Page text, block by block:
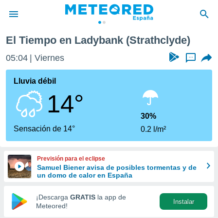
de
por
se
calidad.
a este
las
y
forma
digital
basada
El Tiempo en Ladybank (Strathclyde)
05:04 Viernes ...
Lluvia débil
14°
Sensación de 14°
30%
0.2 l/m²
Previsión para el eclipse
Samuel Biener avisa de posibles tormentas y de
un domo de calor en España
¡Descarga GRATIS la app de
Meteored!
Instalar